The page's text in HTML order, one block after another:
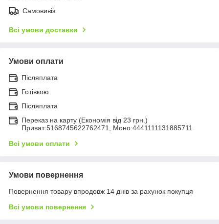
Самовивіз
Всі умови доставки
Умови оплати
Післяплата
Готівкою
Післяплата
Переказ на карту (Економія від 23 грн.)
Приват:5168745622762471, Моно:4441111131885711
Всі умови оплати
Умови повернення
Повернення товару впродовж 14 днів за рахунок покупця
Всі умови повернення